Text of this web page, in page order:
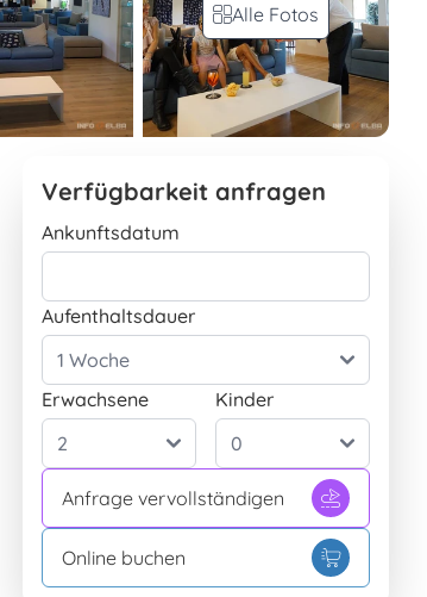
Verfügbarkeit anfragen
Ankunftsdatum
Aufenthaltsdauer
Erwachsene Kinder
Anfrage vervollständigen
Online buchen
Alle Fotos